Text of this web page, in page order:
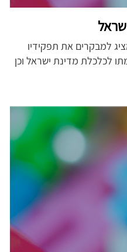
למבקרים את תפקידיו
לכלכלת מדינת ישראל וכן